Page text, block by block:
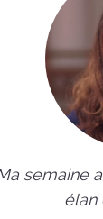
semaine
élan